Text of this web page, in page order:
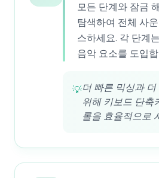
모든 단계와 잠금
탐색하여 전체 사
스하세요. 각 단계
음악 요소를 도입
💡더 빠른 믹싱과
위해 키보드 단축
롤을 효율적으로